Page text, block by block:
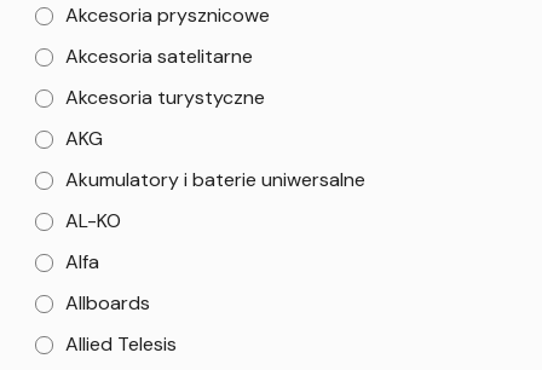
Akcesoria prysznicowe
Akcesoria satelitarne
Akcesoria turystyczne
AKG
Akumulatory i baterie uniwersalne
AL-KO
Alfa
Allboards
Allied Telesis